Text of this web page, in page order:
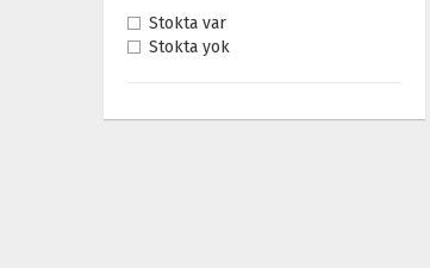
Stokta var
Stokta yok